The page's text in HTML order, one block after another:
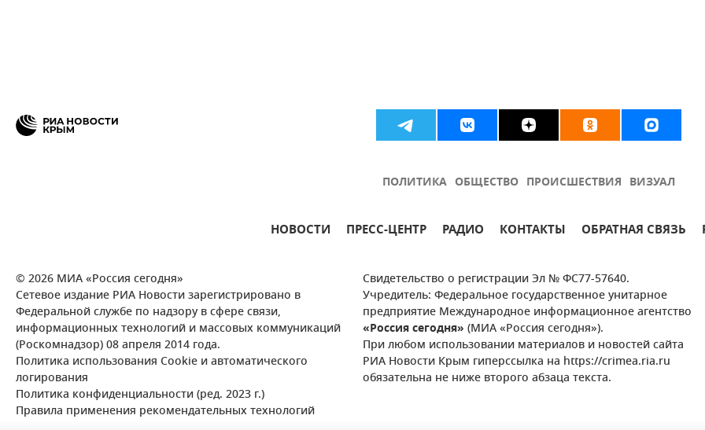
ПОЛИТИКА ОБЩЕСТВО ПРОИСШЕСТВИЯ ВИЗУАЛ
НОВОСТИ ПРЕСС-ЦЕНТР РАДИО КОНТАКТЫ ОБРАТНАЯ СВЯЗЬ
© 2026 МИА «Россия сегодня»
Сетевое издание РИА Новости зарегистрировано в
Федеральной службе по надзору в сфере связи,
информационных технологий и массовых коммуникаций
(Роскомнадзор) 08 апреля 2014 года.
Политика использования Cookie и автоматического
логирования
Политика конфиденциальности (ред. 2023 г.)
Правила применения рекомендательных технологий
Свидетельство о регистрации Эл № ФС77-57640.
Учредитель: Федеральное государственное унитарное
предприятие Международное информационное агентство
«Россия сегодня» (МИА «Россия сегодня»).
При любом использовании материалов и новостей сайта
РИА Новости Крым гиперссылка на https://crimea.ria.ru
обязательна не ниже второго абзаца текста.